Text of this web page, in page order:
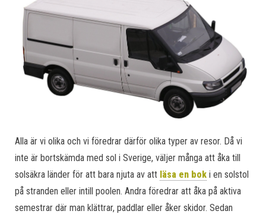
Alla är vi olika och vi föredrar därför olika typer av resor. Då vi
inte är bortskämda med sol i Sverige, väljer många att åka till
solsäkra länder för att bara njuta av att läsa en bok i en solstol
på stranden eller intill poolen. Andra föredrar att åka på aktiva
semestrar där man klättrar, paddlar eller åker skidor. Sedan